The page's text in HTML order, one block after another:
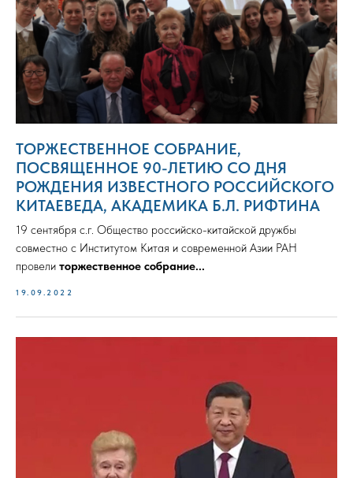
ТОРЖЕСТВЕННОЕ СОБРАНИЕ,
ПОСВЯЩЕННОЕ 90-ЛЕТИЮ СО ДНЯ
РОЖДЕНИЯ ИЗВЕСТНОГО РОССИЙСКОГО
КИТАЕВЕДА, АКАДЕМИКА Б.Л. РИФТИНА
19 сентября с.г. Общество российско-китайской дружбы
совместно с Институтом Китая и современной Азии РАН
провели торжественное собрание...
19.09.2022